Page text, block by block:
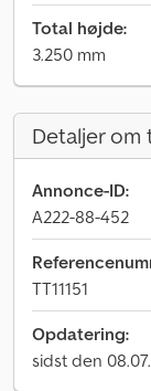
Total højde:
3.250 mm
Detaljer
Annonce-ID:
A222-88-452
TT11151
Opdatering:
sidst den